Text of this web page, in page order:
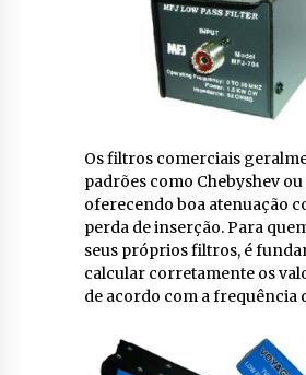
Os filtros comerciais
padrões como Chebyshev
oferecendo boa atenuação
perda de inserção. Para
seus próprios filtros, é
calcular corretamente os
de acordo com a frequência